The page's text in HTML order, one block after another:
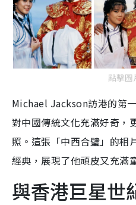
點擊圖
Michael Jackson訪港的第
對中國傳統文化充滿好奇，
照。這張「中西合璧」的相
經典，展現了他頑皮又充滿
與香港巨星世